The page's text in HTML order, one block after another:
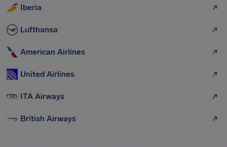
Iberia
Lufthansa
American Airlines
United Airlines
ITA Airways
British Airways